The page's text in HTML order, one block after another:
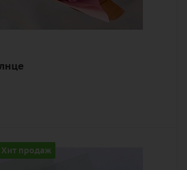
Хит продаж
гипсофилы, лента,